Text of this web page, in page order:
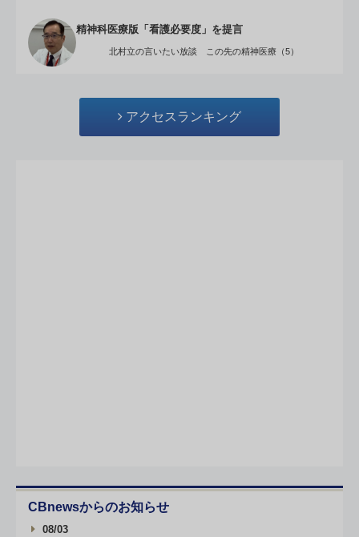
精神科医療版「看護必要度」を提言
北村立の言いたい放談 この先の精神医療（5）
アクセスランキング
CBnewsからのお知らせ
08/03